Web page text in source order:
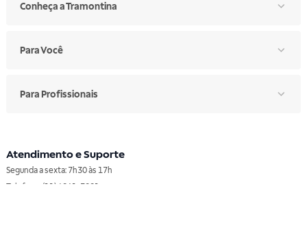
Conheça a Tramontina
Para Você
Para Profissionais
Atendimento e Suporte
Segunda a sexta: 7h30 às 17h
Telefone: (11) 4861-3981